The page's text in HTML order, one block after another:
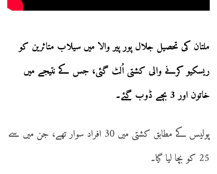
ملتان کی تحصیل جلال پور پیر والا میں سیلاب متاثرین کو
ریسکیو کرنے والی کشتی اُلٹ گئی، جس کے نتیجے میں
خاتون اور 3 بچے ڈوب گئے۔
پولیس کے مطابق کشتی میں 30 افراد سوار تھے، جن میں سے
25 کو بچا لیا گیا۔